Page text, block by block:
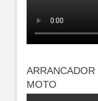
ARRANCADOR
MOTO